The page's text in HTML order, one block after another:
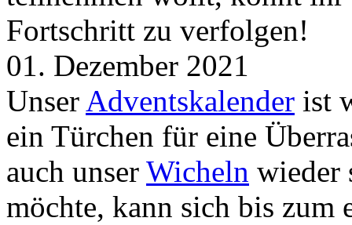
Fortschritt zu verfolgen!
01. Dezember 2021
Unser Adventskalender ist
ein Türchen für eine
auch unser Wicheln wieder
möchte, kann sich bis